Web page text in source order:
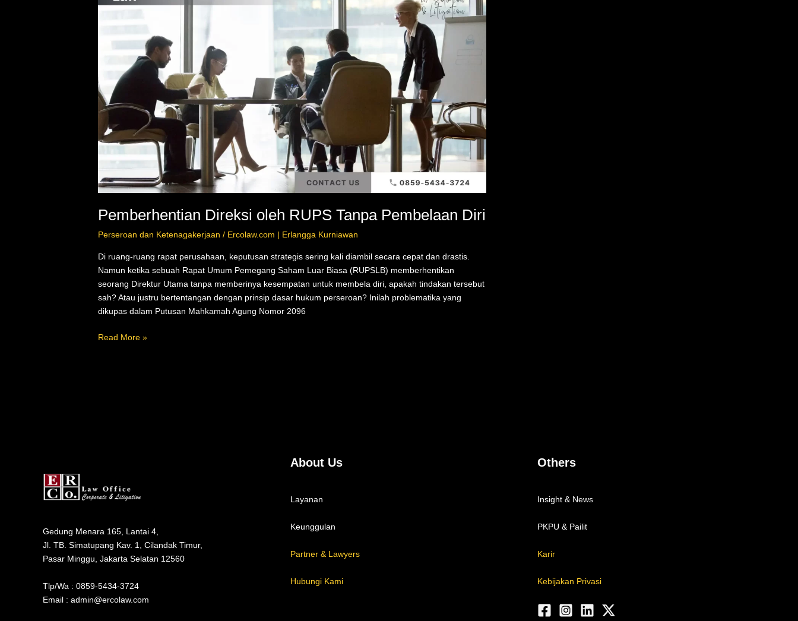
Pemberhentian Direksi oleh RUPS Tanpa Pembelaan Diri
Perseroan dan Ketenagakerjaan / Ercolaw.com | Erlangga Kurniawan
Di ruang-ruang rapat perusahaan, keputusan strategis sering kali diambil secara cepat dan drastis.
Namun ketika sebuah Rapat Umum Pemegang Saham Luar Biasa (RUPSLB) memberhentikan
seorang Direktur Utama tanpa memberinya kesempatan untuk membela diri, apakah tindakan tersebut
sah? Atau justru bertentangan dengan prinsip dasar hukum perseroan? Inilah problematika yang
dikupas dalam Putusan Mahkamah Agung Nomor 2096
oleh
RUPS
Pembelaan
Read More »
Gedung Menara 165, Lantai 4,
Jl. TB. Simatupang Kav. 1, Cilandak Timur,
Pasar Minggu, Jakarta Selatan 12560
Tlp/Wa : 0859-5434-3724
Email : admin@ercolaw.com
About Us
Layanan
Keunggulan
Partner & Lawyers
Hubungi Kami
Others
Insight & News
PKPU & Pailit
Karir
Kebijakan Privasi